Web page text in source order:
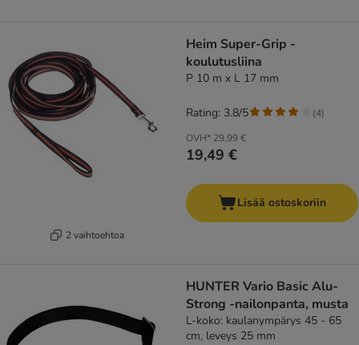
2 vaihtoehtoa
Heim Super-Grip -
koulutusliina
P 10 m x L 17 mm
OVH* 29,99 €
19,49 €
Rating: 3.8/5 (4)
Lisää ostoskoriin
HUNTER Vario Basic Alu-
Strong -nailonpanta, musta
L-koko: kaulanympärys 45 - 65
cm, leveys 25 mm